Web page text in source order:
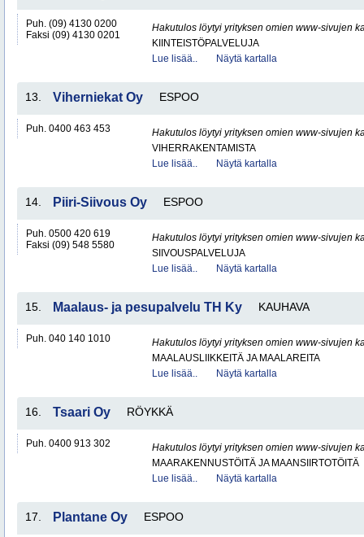
Puh. (09) 4130 0200
Faksi (09) 4130 0201
Hakutulos löytyi yrityksen omien www-sivujen
KIINTEISTÖPALVELUJA
Lue lisää..
Näytä kartalla
13. Viherniekat Oy ESPOO
Puh. 0400 463 453
Hakutulos löytyi yrityksen omien www-sivujen
VIHERRAKENTAMISTA
Lue lisää..
Näytä kartalla
14. Piiri-Siivous Oy ESPOO
Puh. 0500 420 619
Faksi (09) 548 5580
Hakutulos löytyi yrityksen omien www-sivujen
SIIVOUSPALVELUJA
Lue lisää..
Näytä kartalla
15. Maalaus- ja pesupalvelu TH Ky KAUHAVA
Puh. 040 140 1010
Hakutulos löytyi yrityksen omien www-sivujen
MAALAUSLIIKKEITÄ JA MAALAREITA
Lue lisää..
Näytä kartalla
16. Tsaari Oy RÖYKKÄ
Puh. 0400 913 302
Hakutulos löytyi yrityksen omien www-sivujen
MAARAKENNUSTÖITÄ JA MAANSIIRTOTÖITÄ
Lue lisää..
Näytä kartalla
17. Plantane Oy ESPOO